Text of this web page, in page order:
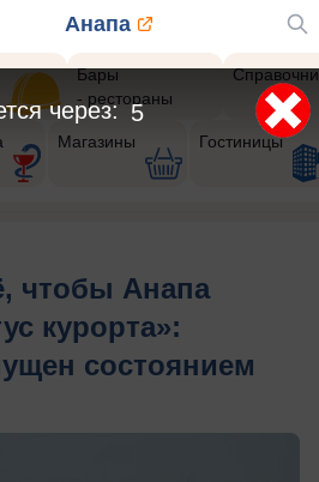
Анапа
Бары
- рестораны
Магазины Гостиницы
чтобы Анапа
курорта»:
состоянием
3
через: